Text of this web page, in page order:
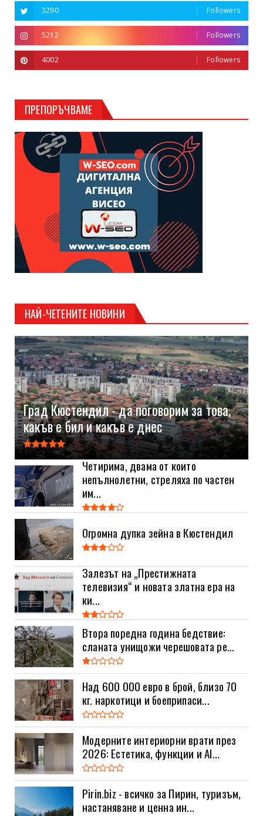
3290 Followers
5212 Followers
4002 Followers
ПРЕПОРЪЧВАМЕ
НАЙ-ЧЕТЕНИТЕ НОВИНИ
Град Кюстендил - да поговорим за това,
какъв е бил и какъв е днес
Четирима, двама от които
непълнолетни, стреляха по частен
им...
Огромна дупка зейна в Кюстендил
Залезът на „Престижната
телевизия“ и новата златна ера на
ки...
Втора поредна година бедствие:
сланата унищожи черешовата ре...
Над 600 000 евро в брой, близо 70
кг. наркотици и боеприпаси...
Модерните интериорни врати през
2026: Естетика, функции и AI...
Pirin.biz - всичко за Пирин, туризъм,
настаняване и ценна ин...